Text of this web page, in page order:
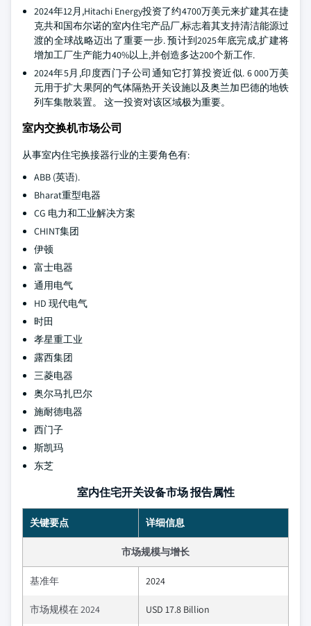
2024年12月,Hitachi Energy投资了约4700万美元来扩建其在捷
克共和国布尔诺的室内住宅产品厂,标志着其支持清洁能源过
渡的全球战略迈出了重要一步. 预计到2025年底完成,扩建将
增加工厂生产能力40%以上,并创造多达200个新工作.
2024年5月,印度西门子公司通知它打算投资近似. 6 000万美
元用于扩大果阿的气体隔热开关设施以及奥兰加巴德的地铁
列车集散装置。 这一投资对该区域极为重要。
室内交换机市场公司
从事室内住宅换接器行业的主要角色有:
ABB (英语).
Bharat重型电器
CG 电力和工业解决方案
CHINT集团
伊顿
富士电器
通用电气
HD 现代电气
时田
孝星重工业
露西集团
三菱电器
奥尔马扎巴尔
施耐德电器
西门子
斯凯玛
东芝
室内住宅开关设备市场 报告属性
关键要点 详细信息
市场规模与增长
基准年 2024
市场规模在 2024 USD 17.8 Billion